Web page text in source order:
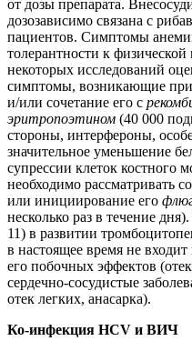
от дозы препарата.
дозозависимо связана с
пациентов. Симптомы
толерантности к
некоторых исследований
симптомы, возникающие
и/или сочетание его с
эритропоэтином (40 000
стороны, интерфероны,
значительное уменьшение
супрессии клеток костного
необходимо рассматривать
или инициирование его
несколько раз в течение
11) в развитии
в настоящее время не
его побочных эффектов
сердечно-сосудистые
отек легких, анасарка).
Ко-инфекция HCV и ВИЧ